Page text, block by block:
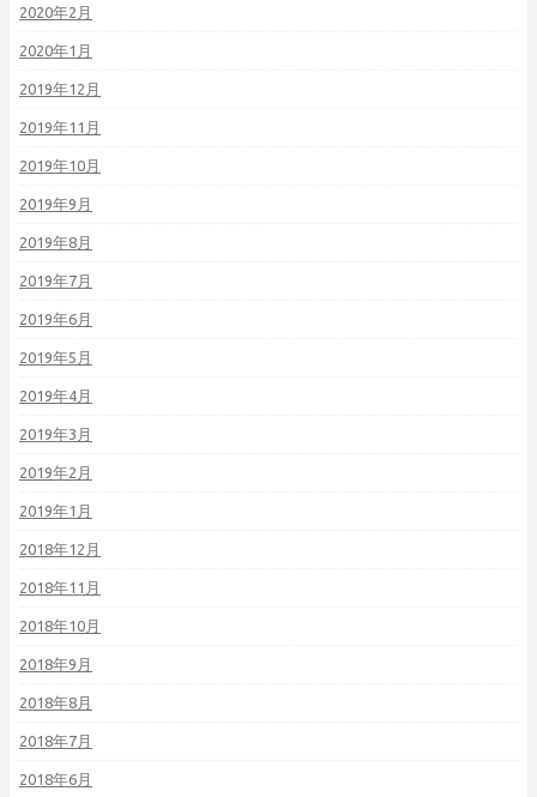
2020年2月
2020年1月
2019年12月
2019年11月
2019年10月
2019年9月
2019年8月
2019年7月
2019年6月
2019年5月
2019年4月
2019年3月
2019年2月
2019年1月
2018年12月
2018年11月
2018年10月
2018年9月
2018年8月
2018年7月
2018年6月